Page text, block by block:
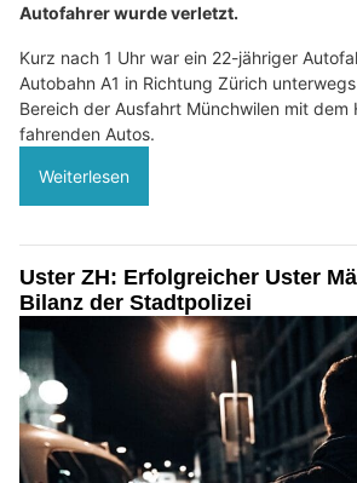
Autofahrer wurde verletzt.
Kurz nach 1 Uhr war ein 22-jähriger
Autobahn A1 in Richtung Zürich
Bereich der Ausfahrt Münchwilen mit dem
fahrenden Autos.
Weiterlesen
Uster ZH: Erfolgreicher Uster
Bilanz der Stadtpolizei